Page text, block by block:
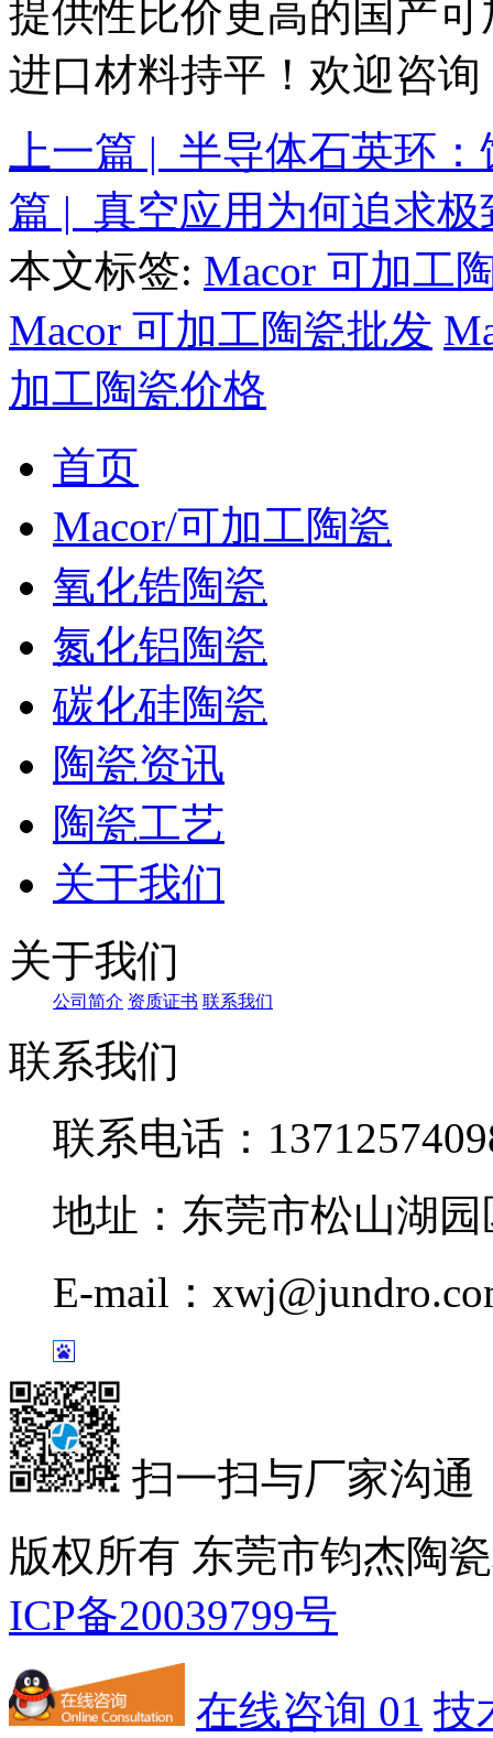
提供性比价更高的国产
进口材料持平！欢迎咨询
上一篇 | 半导体石英环
篇 | 真空应用为何追求
本文标签: Macor 可加工
Macor 可加工陶瓷批发
加工陶瓷价格
首页
Macor/可加工陶瓷
氧化锆陶瓷
氮化铝陶瓷
碳化硅陶瓷
陶瓷资讯
陶瓷工艺
关于我们
关于我们
公司简介 资质证书 联系我们
联系我们
联系电话：
地址：东莞市松山湖
E-mail：
扫一扫与厂家沟通
版权所有 东莞市钧杰
ICP备20039799号
在线咨询 01 技